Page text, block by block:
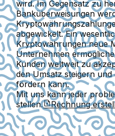
wird. Im Gegensatz zu
Banküberweisungen
abgewickelt. Ein
Kryptowährungen neue
Unternehmen
Kunden weltweit zu
den Umsatz steigern
fördern kann.
Mit uns kann jeder
stellen.
Rechnung